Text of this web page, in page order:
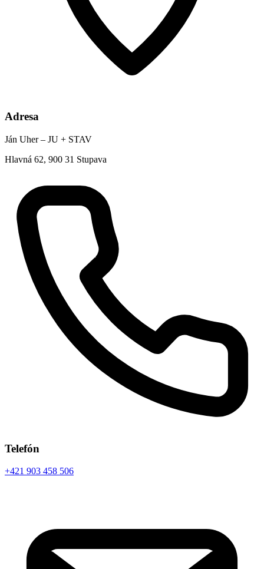
Adresa
Ján Uher – JU + STAV
Hlavná 62, 900 31 Stupava
Telefón
+421 903 458 506